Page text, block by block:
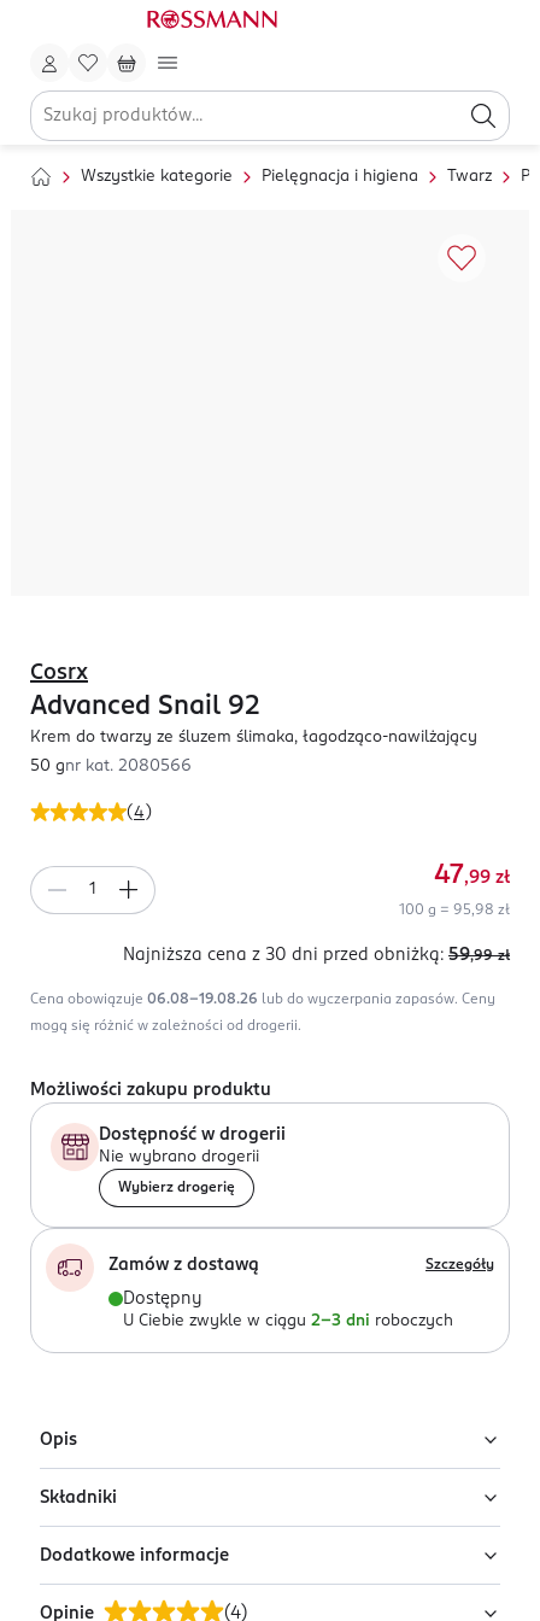
Wszystkie kategorie Pielęgnacja i higiena Twarz
(4 )
Cosrx
Advanced Snail 92
Krem do twarzy ze śluzem ślimaka, łagodząco-nawilżający
50 gnr kat. 2080566
47,99 zł
100 g = 95,98 zł
Najniższa cena z 30 dni przed obniżką: 59,99 zł
Cena obowiązuje 06.08-19.08.26 lub do wyczerpania zapasów. Ceny
mogą się różnić w zależności od drogerii.
Możliwości zakupu produktu
Dostępność w drogerii
Nie wybrano drogerii
Wybierz drogerię
Zamów z dostawą Szczegóły
Dostępny
U Ciebie zwykle w ciągu 2-3 dni roboczych
Opis
Krem ze śluzem ślimaka Cosrx Advanced Snail 92 All in
One intensywnie, długotrwale nawilża, łagodzi i
zmiękcza wrażliwą skórę. Pomaga zmniejszyć
widoczność zmarszczek.
Składniki
Ingredients: : SNAIL SECRETION FILTRATE, BETAINE,
CAPRYLIC/CAPRIC TRIGLYCERIDE, CETEARYL OLIVATE,
Dodatkowe informacje
Opinie (4)